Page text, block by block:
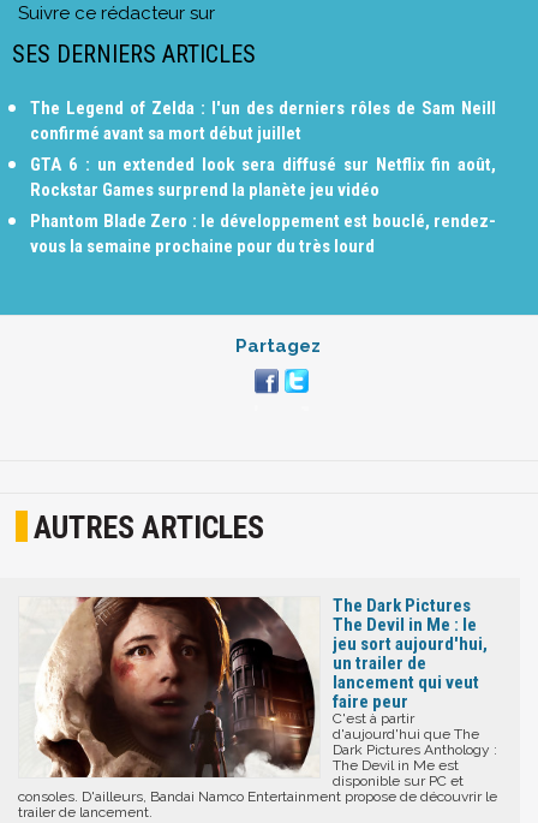
Suivre ce rédacteur sur
SES DERNIERS ARTICLES
The Legend of Zelda : l'un des derniers rôles de Sam Neill
confirmé avant sa mort début juillet
GTA 6 : un extended look sera diffusé sur Netflix fin août,
Rockstar Games surprend la planète jeu vidéo
Phantom Blade Zero : le développement est bouclé, rendez-
vous la semaine prochaine pour du très lourd
Partagez
AUTRES ARTICLES
The Dark Pictures
The Devil in Me : le
jeu sort aujourd'hui,
un trailer de
lancement qui veut
faire peur
C'est à partir
d'aujourd'hui que The
Dark Pictures Anthology :
The Devil in Me est
disponible sur PC et
consoles. D'ailleurs, Bandai Namco Entertainment propose de découvrir le
trailer de lancement.